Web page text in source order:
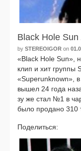
Black Hole
by STEREOIGOR on
«Black Hole Sun»,
клип и хит груп­пы
«Superunknown»,
вышел 24 года
зу же стал №1 в
было про­да­но 310
Поделиться:
Facebook
VK